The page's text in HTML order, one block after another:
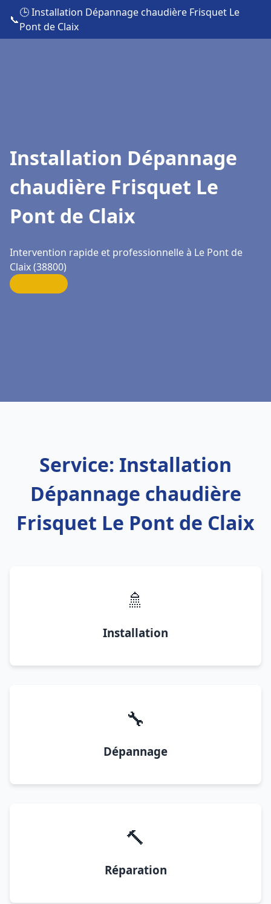
📞
🕒 Installation Dépannage chaudière Frisquet Le
Pont de Claix
Installation Dépannage
chaudière Frisquet Le
Pont de Claix
Intervention rapide et professionnelle à Le Pont de
Claix (38800)
Service: Installation
Dépannage chaudière
Frisquet Le Pont de Claix
🚿
Installation
🔧
Dépannage
🔨
Réparation